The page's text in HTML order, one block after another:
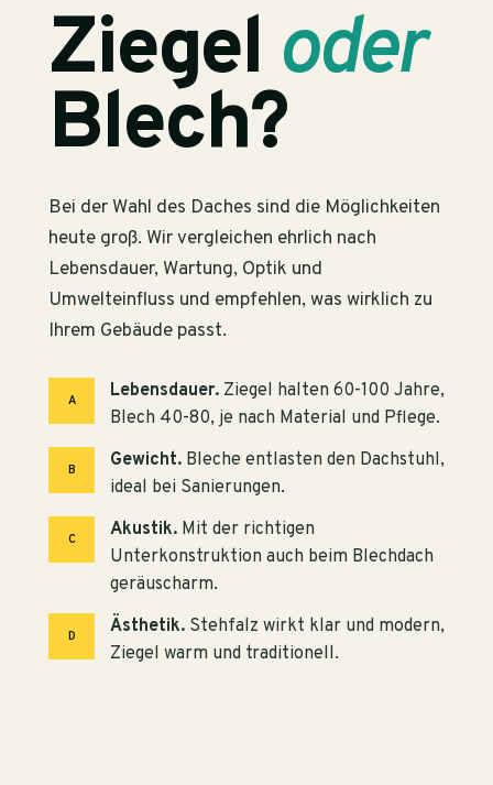
Ziegel oder
Blech?
Bei der Wahl des Daches sind die Möglichkeiten
heute groß. Wir vergleichen ehrlich nach
Lebensdauer, Wartung, Optik und
Umwelteinfluss und empfehlen, was wirklich zu
Ihrem Gebäude passt.
A Lebensdauer. Ziegel halten 60-100 Jahre,
Blech 40-80, je nach Material und Pflege.
B Gewicht. Bleche entlasten den Dachstuhl,
ideal bei Sanierungen.
C Akustik. Mit der richtigen
Unterkonstruktion auch beim Blechdach
geräuscharm.
D Ästhetik. Stehfalz wirkt klar und modern,
Ziegel warm und traditionell.